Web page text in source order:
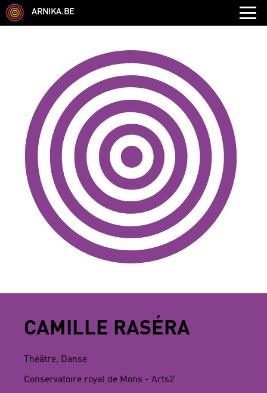
ARNIKA.BE
AUTRE COMPÉTENCE TYPE
LANGUES PARLÉES ÉCOLE
CHEVEUX TAILLE
CORPULENCE ANNÉE DE NAISSANCE
ANNULER LES FILTRES
CAMILLE RASÉRA
Théâtre, Danse
Conservatoire royal de Mons - Arts2